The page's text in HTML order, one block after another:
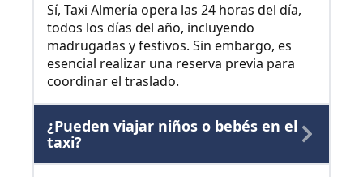
Sí, Taxi Almería opera las 24 horas del día,
todos los días del año, incluyendo
madrugadas y festivos. Sin embargo, es
esencial realizar una reserva previa para
coordinar el traslado.
¿Pueden viajar niños o bebés en el
taxi?